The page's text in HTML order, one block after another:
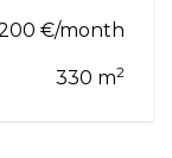
€/month
330 m2